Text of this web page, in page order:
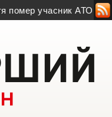
АТО з Козівщини •